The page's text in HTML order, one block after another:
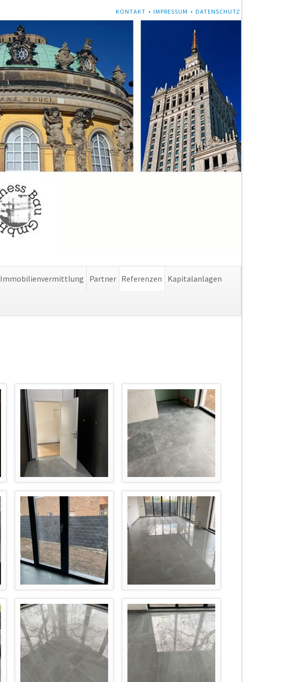
NAVIGATION
ÜBERSPRINGEN
KONTAKT IMPRESSUM DATENSCHUTZ
Immobilienvermittlung Partner Referenzen Kapitalanlagen